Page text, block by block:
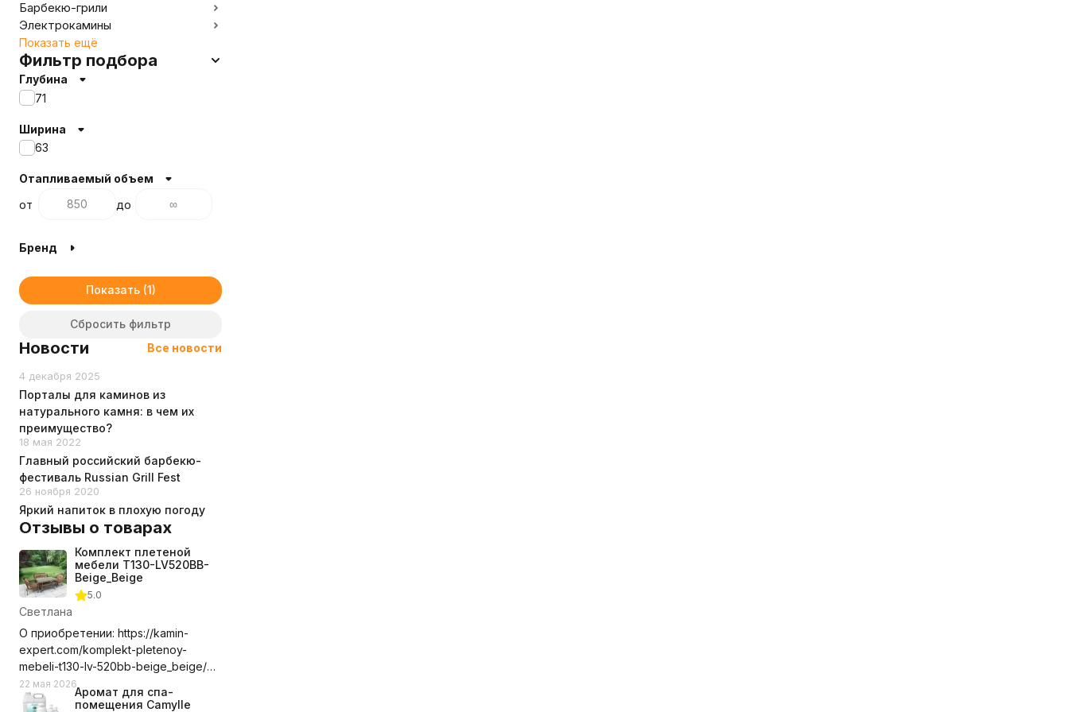
Барбекю-грили
Электрокамины
Показать ещё
Фильтр подбора
Глубина
71
Ширина
63
Отапливаемый объем
от
до
Бренд
Показать
Сбросить фильтр
Новости Все новости
4 декабря 2025
Порталы для каминов из
натурального камня: в чем их
преимущество?
18 мая 2022
Главный российский барбекю-
фестиваль Russian Grill Fest
26 ноября 2020
Яркий напиток в плохую погоду
Отзывы о товарах
Комплект плетеной
мебели T130-LV520BB-
Beige_Beige
5.0
Светлана
О приобретении: https://kamin-
expert.com/komplekt-pletenoy-
mebeli-t130-lv-520bb-beige_beige/
Долго выбирала где приобрести
этот комплект мебели, сравнивала
22 мая 2026
Аромат для спа-
помещения Camylle